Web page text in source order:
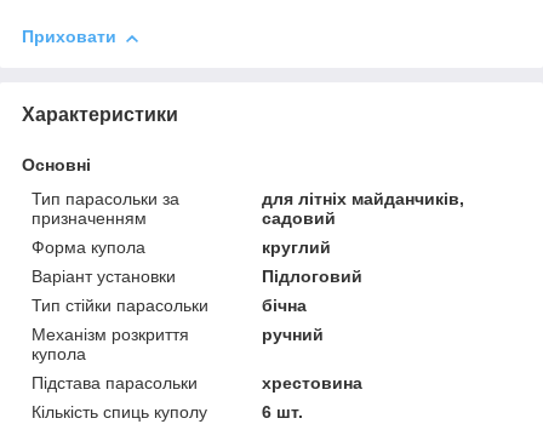
Приховати
Характеристики
Основні
Тип парасольки за
призначенням
для літніх майданчиків,
садовий
Форма купола
круглий
Варіант установки
Підлоговий
Тип стійки парасольки
бічна
Механізм розкриття
купола
ручний
Підстава парасольки
хрестовина
Кількість спиць куполу
6 шт.